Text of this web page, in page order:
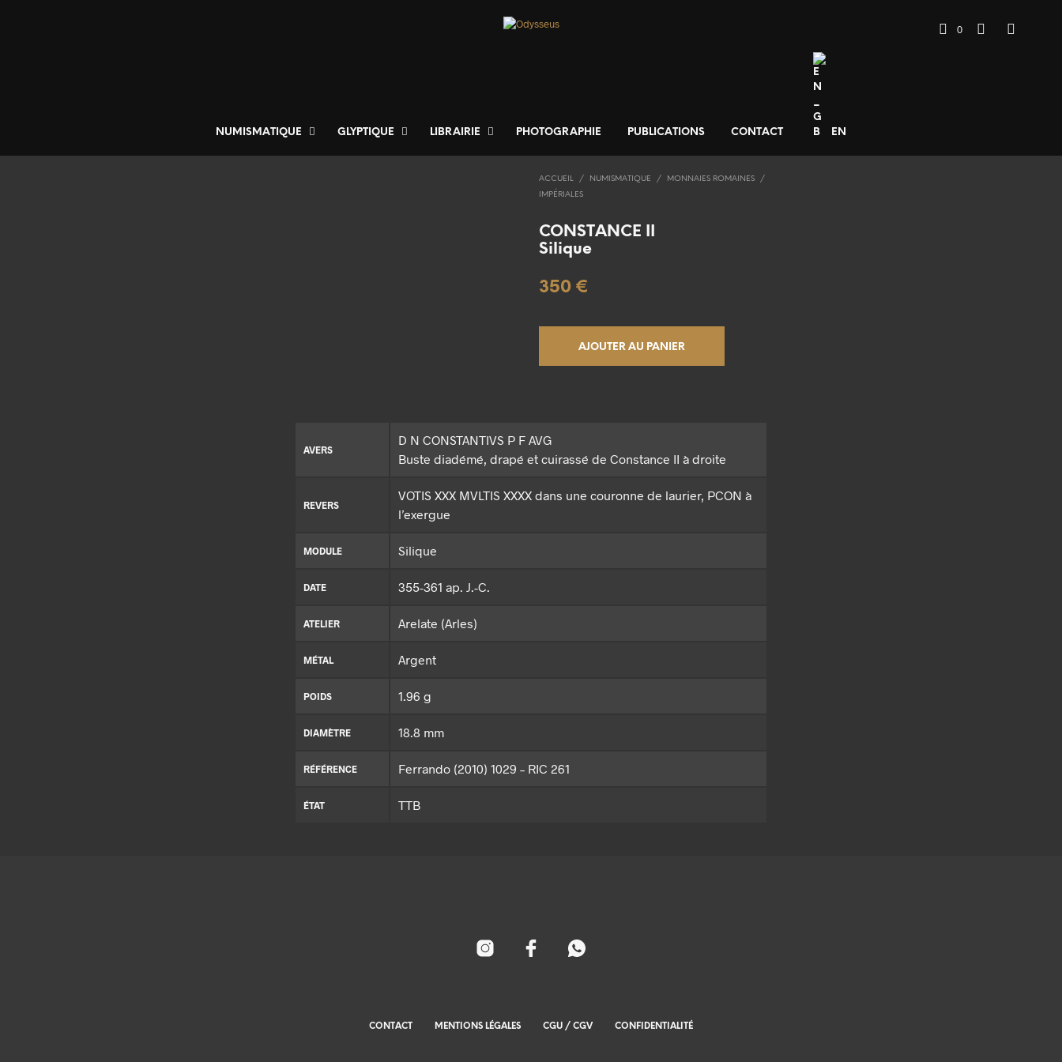
NUMISMATIQUE GLYPTIQUE LIBRAIRIE PHOTOGRAPHIE PUBLICATIONS CONTACT EN
0
ACCUEIL / NUMISMATIQUE / MONNAIES ROMAINES
/
IMPÉRIALES
CONSTANCE II
Silique
350 €
AJOUTER AU PANIER
AVERS
D N CONSTANTIVS P F AVG
Buste diadémé, drapé et cuirassé de Constance II à droite
REVERS
VOTIS XXX MVLTIS XXXX dans une couronne de laurier, PCON à
l’exergue
MODULE Silique
DATE 355-361 ap. J.-C.
ATELIER Arelate (Arles)
MÉTAL Argent
POIDS 1.96 g
DIAMÈTRE 18.8 mm
RÉFÉRENCE Ferrando (2010) 1029 – RIC 261
ÉTAT TTB
CONTACT MENTIONS LÉGALES CGU / CGV CONFIDENTIALITÉ